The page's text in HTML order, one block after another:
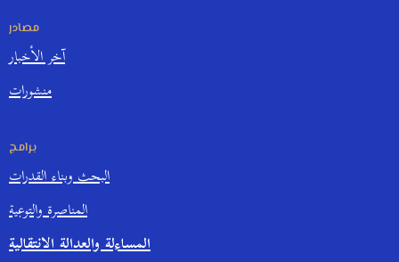
مصادر
آخر الأخبار
منشورات
برامج
البحث وبناء القدرات
المناصرة والتوعية
المساءلة والعدالة الانتقالية